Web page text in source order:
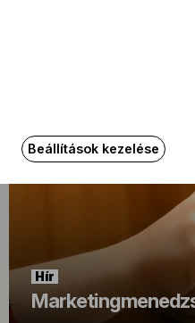
Hír
Beállítások kezelése